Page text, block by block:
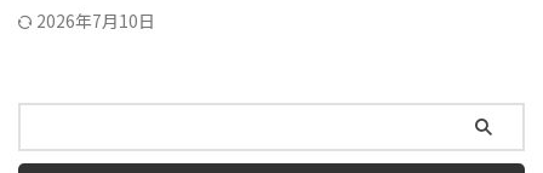
2026年7月10日